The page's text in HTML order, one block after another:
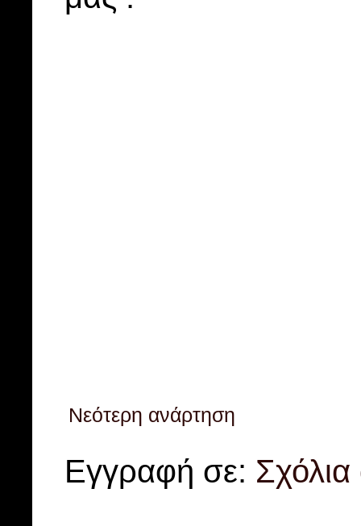
Νεότερη ανάρτηση
Εγγραφή σε: